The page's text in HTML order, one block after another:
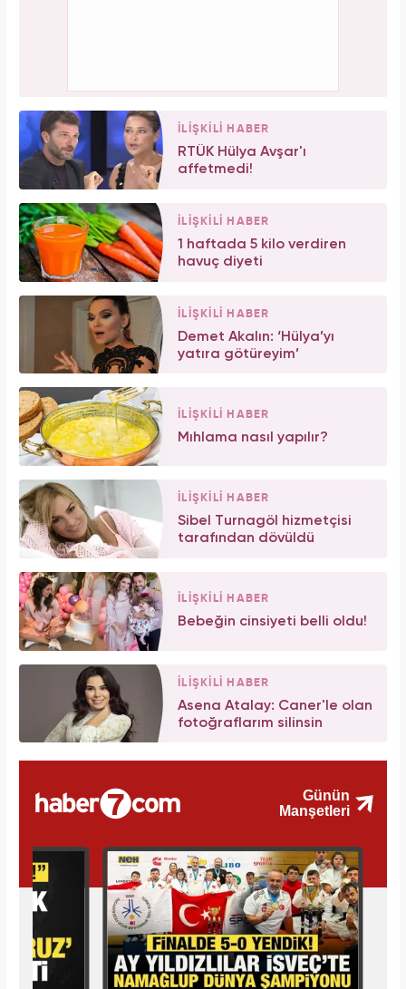
İLİŞKİLİ HABER
RTÜK Hülya Avşar'ı
affetmedi!
İLİŞKİLİ HABER
1 haftada 5 kilo verdiren
havuç diyeti
İLİŞKİLİ HABER
Demet Akalın: ‘Hülya’yı
yatıra götüreyim’
İLİŞKİLİ HABER
Mıhlama nasıl yapılır?
İLİŞKİLİ HABER
Sibel Turnagöl hizmetçisi
tarafından dövüldü
İLİŞKİLİ HABER
Bebeğin cinsiyeti belli oldu!
İLİŞKİLİ HABER
Asena Atalay: Caner'le olan
fotoğraflarım silinsin